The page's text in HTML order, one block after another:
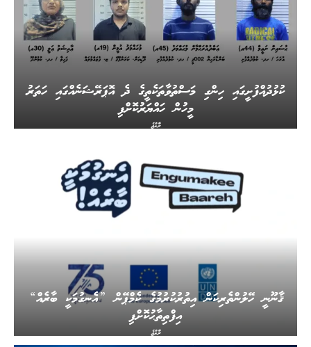
ރާއްޖެ
ކުޅުދުއްފުށީގައި ހިންގި މަސްތުވާތަކެތީގެ ދެ އޮޕަރޭޝަނެއްގައި ހަތަރު
މީހުން ހައްޔަރުކޮށްފި
ރާއްޖެ
ޤާނޫނީ ހޭލުންތެރިކަން އިތުރުކުރުމުގެ ކެމްޕޭން ”އެނގުމަކީ ބާރެއް“
އިފްތިތާޙުކޮށްފި